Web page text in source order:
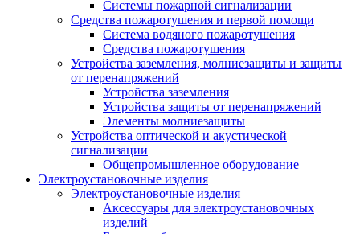
Системы пожарной сигнализации
Средства пожаротушения и первой помощи
Система водяного пожаротушения
Средства пожаротушения
Устройства заземления, молниезащиты и защиты
от перенапряжений
Устройства заземления
Устройства защиты от перенапряжений
Элементы молниезащиты
Устройства оптической и акустической
сигнализации
Общепромышленное оборудование
Электроустановочные изделия
Электроустановочные изделия
Аксессуары для электроустановочных
изделий